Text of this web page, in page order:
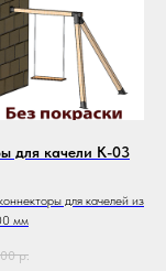
для качели К-03
для качелей из
мм
р.